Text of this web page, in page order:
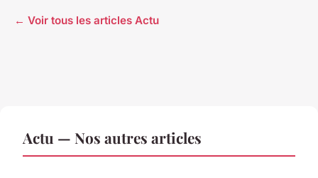
← Voir tous les articles Actu
Actu — Nos autres articles